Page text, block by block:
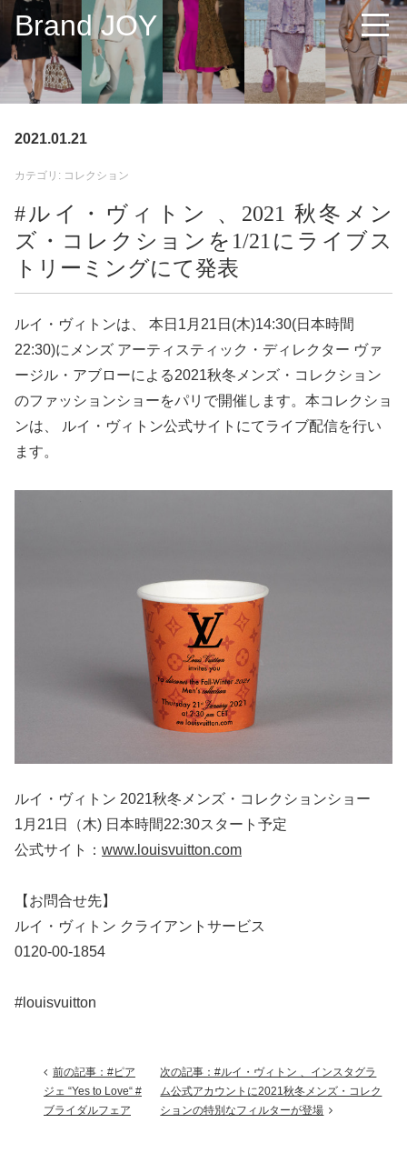
Brand JOY
2021.01.21
カテゴリ: コレクション
#ルイ・ヴィトン 、2021 秋冬メン
ズ・コレクションを1/21にライブス
トリーミングにて発表
ルイ・ヴィトンは、 本日1月21日(木)14:30(日本時間
22:30)にメンズ アーティスティック・ディレクター ヴァ
ージル・アブローによる2021秋冬メンズ・コレクション
のファッションショーをパリで開催します。本コレクショ
ンは、 ルイ・ヴィトン公式サイトにてライブ配信を行い
ます。
ルイ・ヴィトン 2021秋冬メンズ・コレクションショー
1月21日（木) 日本時間22:30スタート予定
公式サイト： www.louisvuitton.com
【お問合せ先】
ルイ・ヴィトン クライアントサービス
0120-00-1854
#louisvuitton
前の記事：#ピア
ジェ “Yes to Love“ #
ブライダルフェア
次の記事：#ルイ・ヴィトン 、インスタグラ
ム公式アカウントに2021秋冬メンズ・コレク
ションの特別なフィルターが登場